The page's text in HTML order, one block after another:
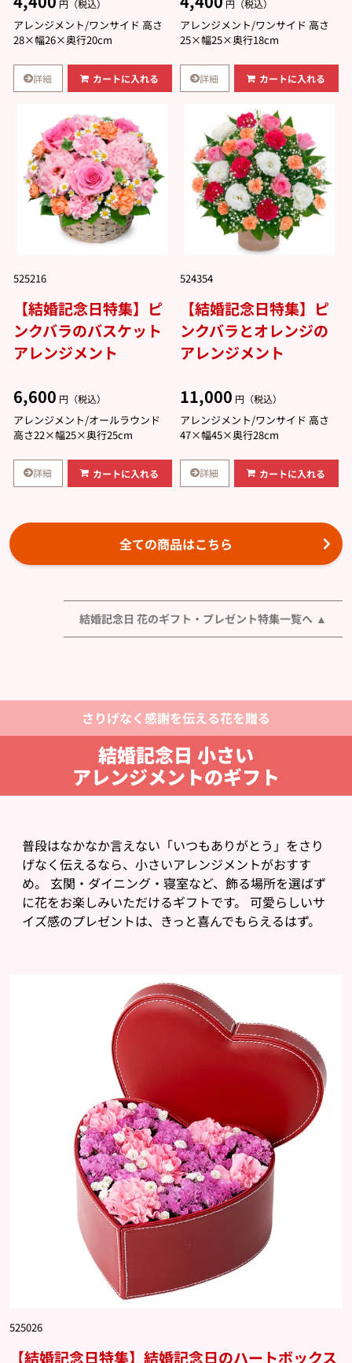
円（税込）
アレンジメント/ワンサイド 高さ
28×幅26×奥行20cm
詳細 カートに入れる
円（税込）
アレンジメント/ワンサイド 高さ
25×幅25×奥行18cm
詳細 カートに入れる
525216
【結婚記念日特集】ピ
ンクバラのバスケット
アレンジメント
6,600 円（税込）
アレンジメント/オールラウンド
高さ22×幅25×奥行25cm
詳細 カートに入れる
524354
【結婚記念日特集】ピ
ンクバラとオレンジの
アレンジメント
11,000 円（税込）
アレンジメント/ワンサイド 高さ
47×幅45×奥行28cm
詳細 カートに入れる
全ての商品はこちら
結婚記念日 花のギフト・プレゼント特集一覧へ
さりげなく感謝を伝える花を贈る
結婚記念日 小さい
アレンジメントのギフト
普段はなかなか言えない「いつもありがとう」をさり
げなく伝えるなら、小さいアレンジメントがおすす
め。 玄関・ダイニング・寝室など、飾る場所を選ばず
に花をお楽しみいただけるギフトです。 可愛らしいサ
イズ感のプレゼントは、きっと喜んでもらえるはず。
525026
【結婚記念日特集】結婚記念日のハートボックス